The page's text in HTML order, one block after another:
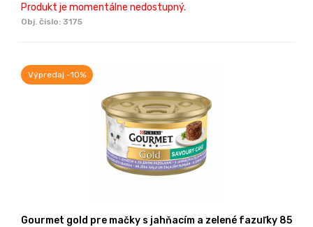
Produkt je momentálne nedostupný.
Obj. čislo: 3175
Výpredaj -10%
Gourmet gold pre mačky s jahňacím a zelené fazuľky 85